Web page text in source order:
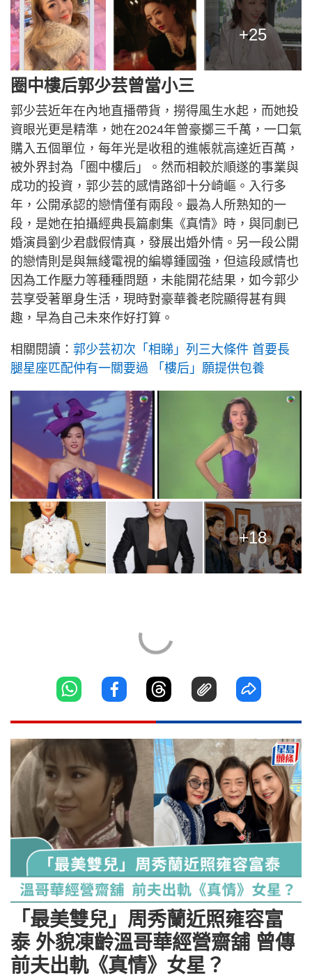
+25
圈中樓后郭少芸曾當小三
郭少芸近年在內地直播帶貨，撈得風生水起，而她投
資眼光更是精準，她在2024年曾豪擲三千萬，一口氣
購入五個單位，每年光是收租的進帳就高達近百萬，
被外界封為「圈中樓后」。然而相較於順遂的事業與
成功的投資，郭少芸的感情路卻十分崎嶇。入行多
年，公開承認的戀情僅有兩段。最為人所熟知的一
段，是她在拍攝經典長篇劇集《真情》時，與同劇已
婚演員劉少君戲假情真，發展出婚外情。另一段公開
的戀情則是與無綫電視的編導鍾國強，但這段感情也
因為工作壓力等種種問題，未能開花結果，如今郭少
芸享受著單身生活，現時對豪華養老院顯得甚有興
趣，早為自己未來作好打算。
相關閱讀： 郭少芸初次「相睇」列三大條件 首要長
腿星座匹配仲有一關要過 「樓后」願提供包養
+18
「最美雙兒」周秀蘭近照雍容富
泰 外貌凍齡溫哥華經營齋舖 曾傳
前夫出軌《真情》女星？